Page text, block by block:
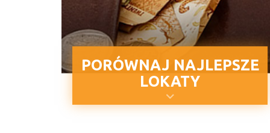
PORÓWNAJ NAJLEPSZE
LOKATY